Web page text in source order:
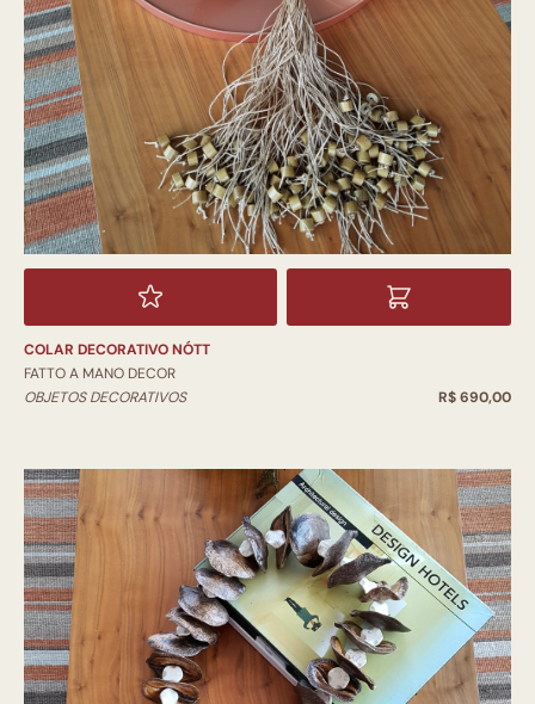
COLAR DECORATIVO NÓTT
FATTO A MANO DECOR
OBJETOS DECORATIVOS
R$ 690,00